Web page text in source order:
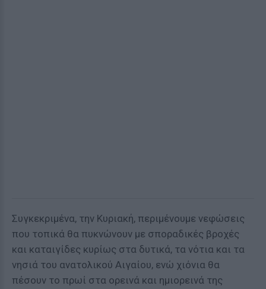
Συγκεκριμένα, την Κυριακή, περιμένουμε νεφώσεις
που τοπικά θα πυκνώνουν με σποραδικές βροχές
και καταιγίδες κυρίως στα δυτικά, τα νότια και τα
νησιά του ανατολικού Αιγαίου, ενώ χιόνια θα
πέσουν το πρωί στα ορεινά και ημιορεινά της